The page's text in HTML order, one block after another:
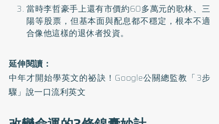
當時李哲豪手上還有市價約60多萬元的歌林、三
陽等股票，但基本面與配息都不穩定，根本不適
合像他這樣的退休者投資。
延伸閱讀：
中年才開始學英文的祕訣！Google公關總監教「3步
驟」說一口流利英文